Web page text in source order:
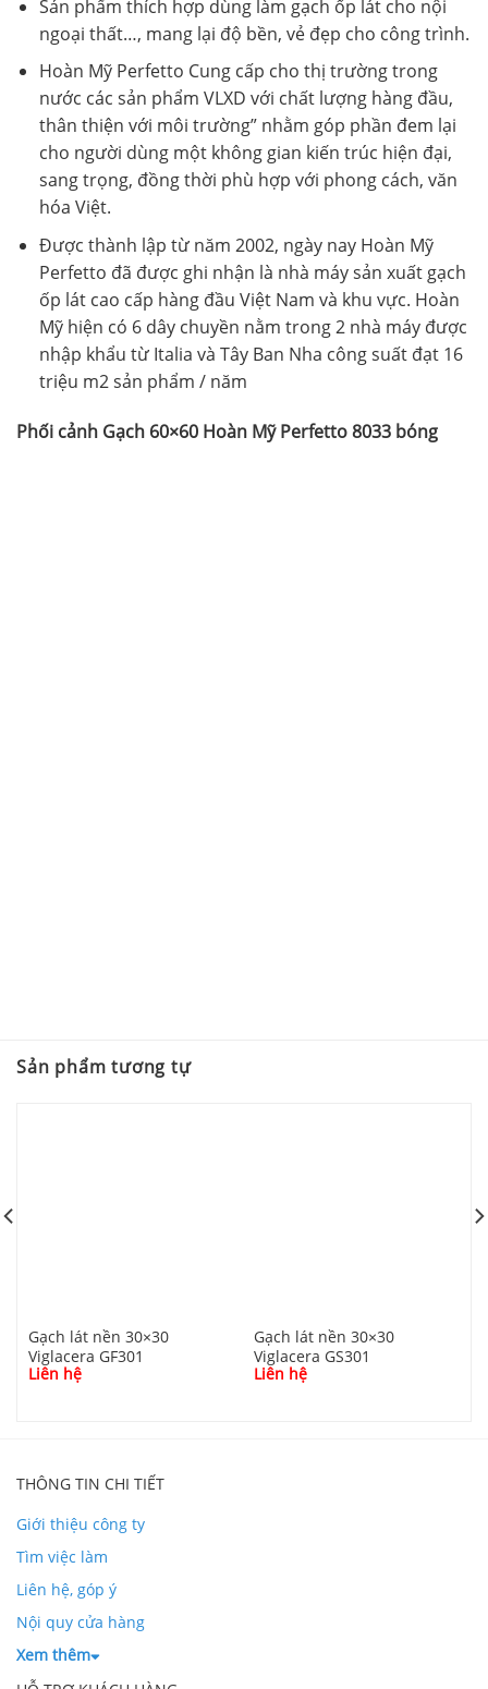
Sản phẩm thích hợp dùng làm gạch ốp lát cho nội
ngoại thất…, mang lại độ bền, vẻ đẹp cho công trình.
Hoàn Mỹ Perfetto Cung cấp cho thị trường trong
nước các sản phẩm VLXD với chất lượng hàng đầu,
thân thiện với môi trường” nhằm góp phần đem lại
cho người dùng một không gian kiến trúc hiện đại,
sang trọng, đồng thời phù hợp với phong cách, văn
hóa Việt.
Được thành lập từ năm 2002, ngày nay Hoàn Mỹ
Perfetto đã được ghi nhận là nhà máy sản xuất gạch
ốp lát cao cấp hàng đầu Việt Nam và khu vực. Hoàn
Mỹ hiện có 6 dây chuyền nằm trong 2 nhà máy được
nhập khẩu từ Italia và Tây Ban Nha công suất đạt 16
triệu m2 sản phẩm / năm
Phối cảnh Gạch 60×60 Hoàn Mỹ Perfetto 8033 bóng
Sản phẩm tương tự
Gạch lát nền 30×30
Viglacera GF301
Liên hệ
Gạch lát nền 30×30
Viglacera GS301
Liên hệ
THÔNG TIN CHI TIẾT
Giới thiệu công ty
Tìm việc làm
Liên hệ, góp ý
Nội quy cửa hàng
Xem thêm